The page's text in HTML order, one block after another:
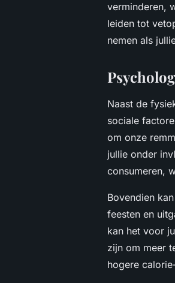
verminderen,
leiden tot
nemen als
Naast de
sociale
om onze
jullie onder
consumeren,
Bovendien
feesten en
kan het voor
zijn om meer
hogere